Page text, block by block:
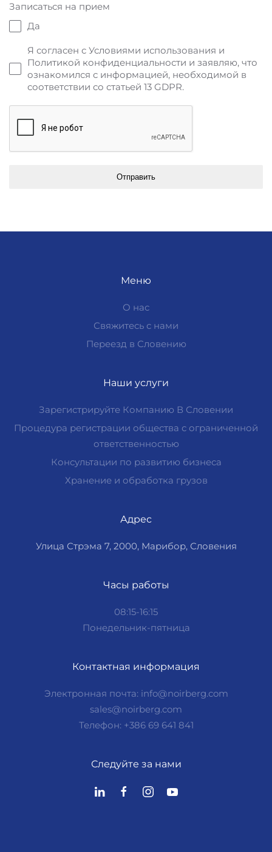
Записаться на прием
Да
Я согласен с Условиями использования и
Политикой конфиденциальности и заявляю, что
ознакомился с информацией, необходимой в
соответствии со статьей 13 GDPR.
Отправить
Меню
О нас
Свяжитесь с нами
Переезд в Словению
Наши услуги
Зарегистрируйте Компанию В Словении
Процедура регистрации общества с ограниченной
ответственностью
Консультации по развитию бизнеса
Хранение и обработка грузов
Адрес
Улица Стрэма 7, 2000, Марибор, Словения
Часы работы
08:15-16:15
Понедельник-пятница
Контактная информация
Электронная почта: info@noirberg.com
sales@noirberg.com
Телефон: +386 69 641 841
Следуйте за нами